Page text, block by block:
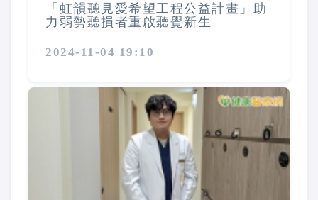
「虹韻聽見愛希望工程公益計畫」助
力弱勢聽損者重啟聽覺新生
2024-11-04 19:10